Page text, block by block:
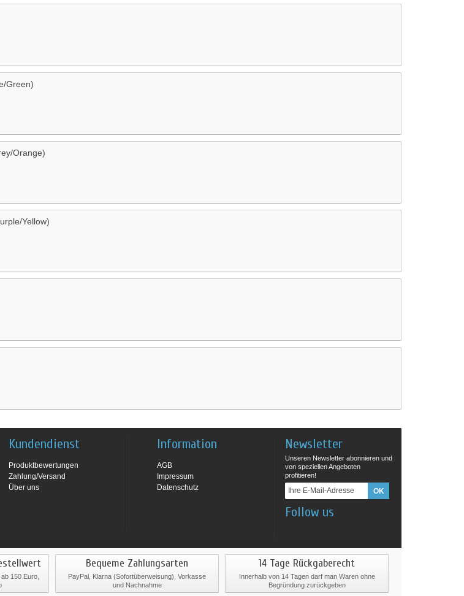
Green)
Orange)
Yellow)
Kundendienst
Produktbewertungen
Zahlung/Versand
Über uns
Information
AGB
Impressum
Datenschutz
Newsletter
Unseren Newsletter abonnieren und
von speziellen Angeboten
profitieren!
Follow us
150 Euro,
Bequeme Zahlungsarten
PayPal, Klarna (Sofortüberweisung), Vorkasse
und Nachnahme
14 Tage Rückgaberecht
Innerhalb von 14 Tagen darf man Waren ohne
Begründung zurückgeben